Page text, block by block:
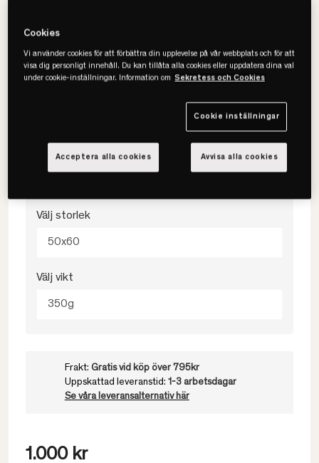
• OEKO-TEX-Certifierad
Välj storlek
50x60
Välj vikt
350g
Frakt: Gratis vid köp över 795kr
Uppskattad leveranstid: 1-3 arbetsdagar
Se våra leveransalternativ här
1.000 kr
Cookies
Vi använder cookies för att förbättra din upplevelse på vår webbplats och för att
visa dig personligt innehåll. Du kan tillåta alla cookies eller uppdatera dina val
under cookie-inställningar. Information om Sekretess och Cookies
Cookie inställningar
Avvisa alla cookies
Acceptera alla cookies